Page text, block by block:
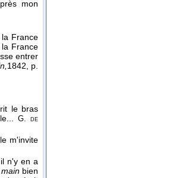
mon
France
France
entrer
1842, p.
le bras
G. de
m'invite
n'y en a
bien